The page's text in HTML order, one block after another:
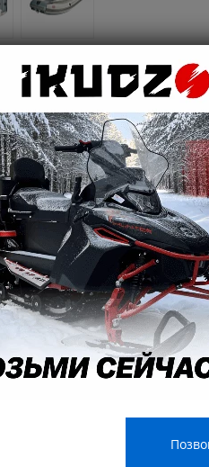
+ МОТОР 9,9 (20) Л.С.
LITE 350 с
мотор HIDEA 9.9 (15) л.с,